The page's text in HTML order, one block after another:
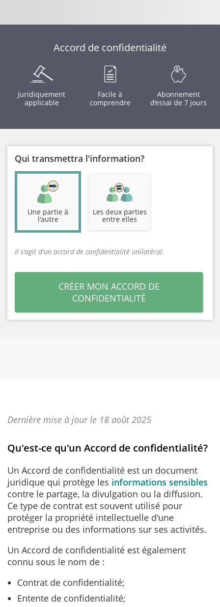
Accord de confidentialité
Juridiquement
applicable
Facile à
comprendre
Abonnement
d’essai de 7 jours
Qui transmettra l'information?
Une partie à
l'autre
Les deux parties
entre elles
Il s'agit d'un accord de confidentialité unilatéral.
CRÉER MON ACCORD DE
CONFIDENTIALITÉ
Dernière mise à jour le 18 août 2025
Qu'est-ce qu'un Accord de confidentialité?
Un Accord de confidentialité est un document
juridique qui protège les informations sensibles
contre le partage, la divulgation ou la diffusion.
Ce type de contrat est souvent utilisé pour
protéger la propriété intellectuelle d'une
entreprise ou des informations sur ses activités.
Un Accord de confidentialité est également
connu sous le nom de :
Contrat de confidentialité;
Entente de confidentialité;